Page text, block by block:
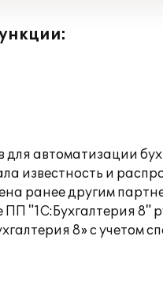
автоматизации
известность и
ранее другим
"1С:Бухгалтерия
8» с учетом